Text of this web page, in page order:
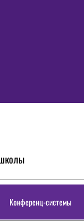
Конференц-системы